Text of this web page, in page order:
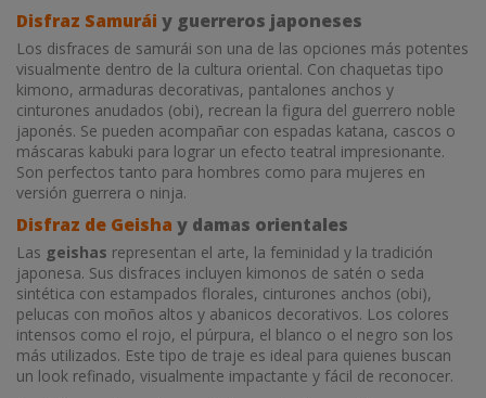
Disfraz Samurái y guerreros japoneses
Los disfraces de samurái son una de las opciones más potentes
visualmente dentro de la cultura oriental. Con chaquetas tipo
kimono, armaduras decorativas, pantalones anchos y
cinturones anudados (obi), recrean la figura del guerrero noble
japonés. Se pueden acompañar con espadas katana, cascos o
máscaras kabuki para lograr un efecto teatral impresionante.
Son perfectos tanto para hombres como para mujeres en
versión guerrera o ninja.
Disfraz de Geisha y damas orientales
Las geishas representan el arte, la feminidad y la tradición
japonesa. Sus disfraces incluyen kimonos de satén o seda
sintética con estampados florales, cinturones anchos (obi),
pelucas con moños altos y abanicos decorativos. Los colores
intensos como el rojo, el púrpura, el blanco o el negro son los
más utilizados. Este tipo de traje es ideal para quienes buscan
un look refinado, visualmente impactante y fácil de reconocer.